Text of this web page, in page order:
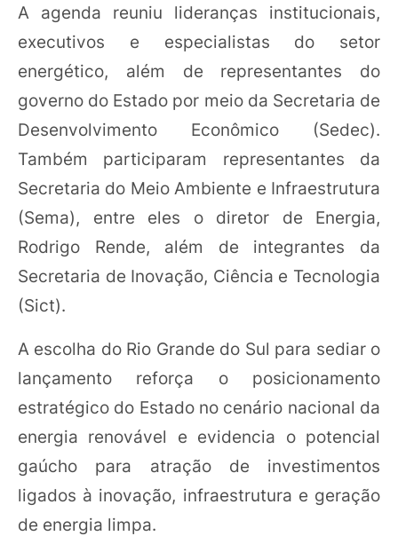
A agenda reuniu lideranças institucionais,
executivos e especialistas do setor
energético, além de representantes do
governo do Estado por meio da Secretaria de
Desenvolvimento Econômico (Sedec).
Também participaram representantes da
Secretaria do Meio Ambiente e Infraestrutura
(Sema), entre eles o diretor de Energia,
Rodrigo Rende, além de integrantes da
Secretaria de Inovação, Ciência e Tecnologia
(Sict).
A escolha do Rio Grande do Sul para sediar o
lançamento reforça o posicionamento
estratégico do Estado no cenário nacional da
energia renovável e evidencia o potencial
gaúcho para atração de investimentos
ligados à inovação, infraestrutura e geração
de energia limpa.